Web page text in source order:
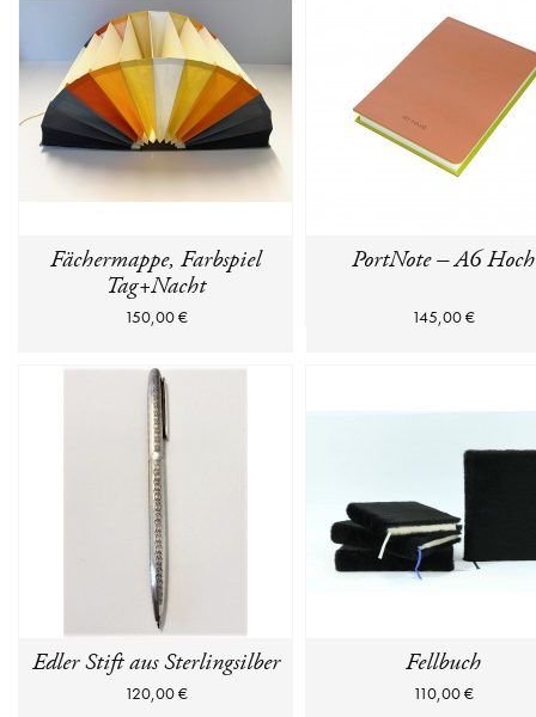
Fächermappe, Farbspiel
Tag+Nacht
150,00 €
PortNote – A6 Hoch
145,00 €
Edler Stift aus Sterlingsilber
120,00 €
Fellbuch
110,00 €